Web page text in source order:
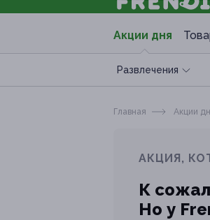
Акции дня
Развлечения
Главная Акции
АКЦИЯ,
К
Но у